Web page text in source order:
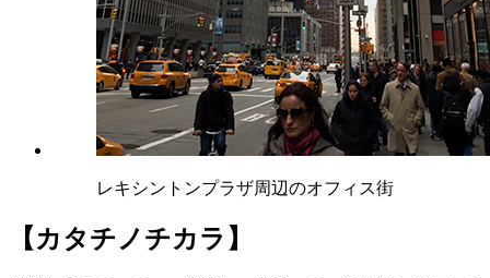
レキシントンプラザ周辺のオフィス街
【カタチノチカラ】